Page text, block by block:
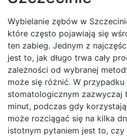
Wybielanie zębów w
które często pojawiają się
ten zabieg. Jednym z
jest to, jak długo trwa cały
zależności od wybranej
może się różnić. W
stomatologicznym
minut, podczas gdy
może rozciągać się na kilka
istotnym pytaniem jest to, czy